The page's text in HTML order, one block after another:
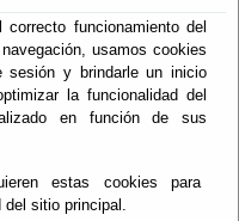
funcionamiento del
usamos cookies
sesión y brindarle un inicio
la funcionalidad del
en función de sus
estas cookies para
del sitio principal.
y